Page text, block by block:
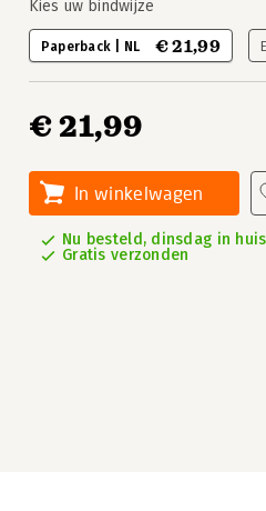
Kies uw bindwijze
Paperback | NL € 21,99
€ 21,99
In winkelwagen
Nu besteld, dinsdag in huis
Gratis verzonden